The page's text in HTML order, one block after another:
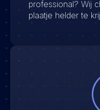
professional? Wij
plaatje helder te